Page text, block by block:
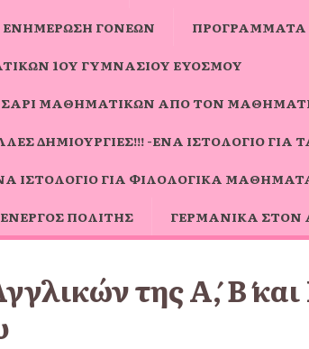
ΕΝΗΜΈΡΩΣΗ ΓΟΝΈΩΝ
1ΟΥ ΓΥΜΝΑΣΊΟΥ ΕΥΌΣΜΟΥ
ΜΑΘΗΜΑΤΙΚΏΝ ΑΠΌ ΤΟΝ
ΔΗΜΙΟΥΡΓΊΕΣ!!! -ΈΝΑ ΙΣΤΟΛΌΓΙΟ
ΙΣΤΟΛΌΓΙΟ ΓΙΑ ΦΙΛΟΛΟΓΙΚΆ
ΠΟΛΊΤΗΣ ΓΕΡΜΑΝΙΚΆ ΣΤΟΝ
της Α΄, Β΄ και